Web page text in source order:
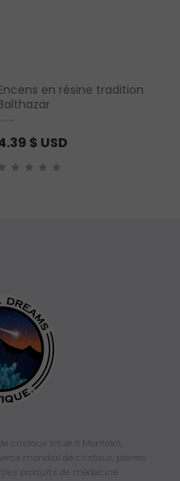
en résine tradition
$ USD
cristaux situé à Montréal,
mondial de cristaux, pierres
produits de médecine